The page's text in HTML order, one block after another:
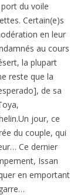
du voile
Certain(e)s
en leur
au cours
la plupart
reste que la
de sa
jour, ce
du couple, qui
Ce dernier
Issan
en emportant